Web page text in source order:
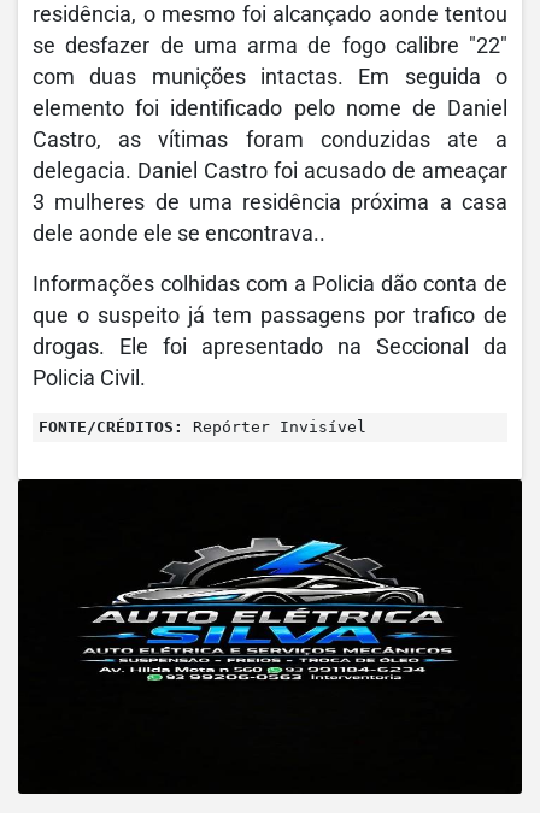
residência, o mesmo foi alcançado aonde tentou
se desfazer de uma arma de fogo calibre "22"
com duas munições intactas. Em seguida o
elemento foi identificado pelo nome de Daniel
Castro, as vítimas foram conduzidas ate a
delegacia. Daniel Castro foi acusado de ameaçar
3 mulheres de uma residência próxima a casa
dele aonde ele se encontrava..
Informações colhidas com a Policia dão conta de
que o suspeito já tem passagens por trafico de
drogas. Ele foi apresentado na Seccional da
Policia Civil.
FONTE/CRÉDITOS: Repórter Invisível